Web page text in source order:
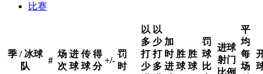
比赛
季 / 冰球
队
#
场
次
进
球
传
球
得
分
+/-
罚
时
以
多
打
少
以
少
打
多
加
时
进
胜
球
胜
球
罚
球
比
进球
射门
比例
平
均
每
场